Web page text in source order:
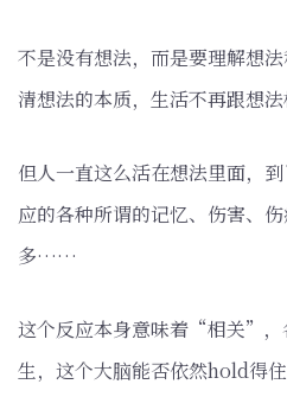
不是没有想法，而是要理解想
清想法的本质，生活不再跟想法
但人一直这么活在想法里面，
应的各种所谓的记忆、伤害、
多……
这个反应本身意味着“相关”，
生，这个大脑能否依然hold得住